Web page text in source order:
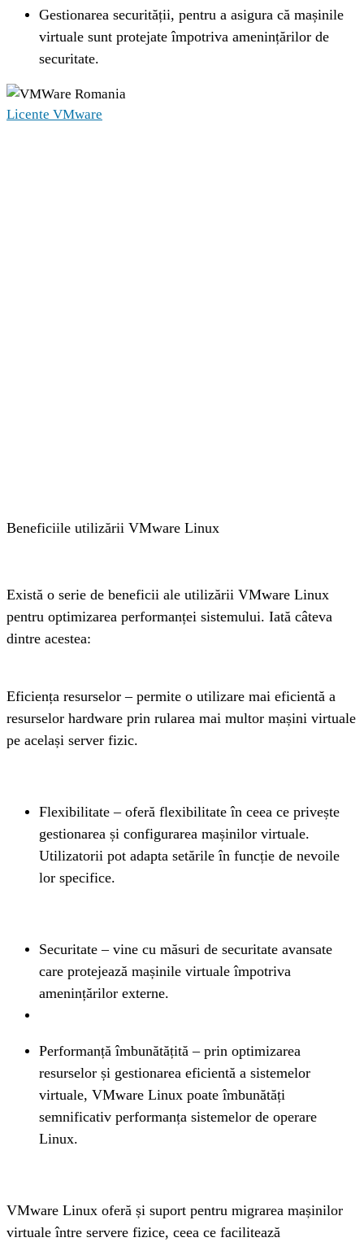
Gestionarea securității, pentru a asigura că mașinile
virtuale sunt protejate împotriva amenințărilor de
securitate.
Licente VMware
Beneficiile utilizării VMware Linux
Există o serie de beneficii ale utilizării VMware Linux
pentru optimizarea performanței sistemului. Iată câteva
dintre acestea:
Eficiența resurselor – permite o utilizare mai eficientă a
resurselor hardware prin rularea mai multor mașini virtuale
pe același server fizic.
Flexibilitate – oferă flexibilitate în ceea ce privește
gestionarea și configurarea mașinilor virtuale.
Utilizatorii pot adapta setările în funcție de nevoile
lor specifice.
Securitate – vine cu măsuri de securitate avansate
care protejează mașinile virtuale împotriva
amenințărilor externe.
Performanță îmbunătățită – prin optimizarea
resurselor și gestionarea eficientă a sistemelor
virtuale, VMware Linux poate îmbunătăți
semnificativ performanța sistemelor de operare
Linux.
VMware Linux oferă și suport pentru migrarea mașinilor
virtuale între servere fizice, ceea ce facilitează